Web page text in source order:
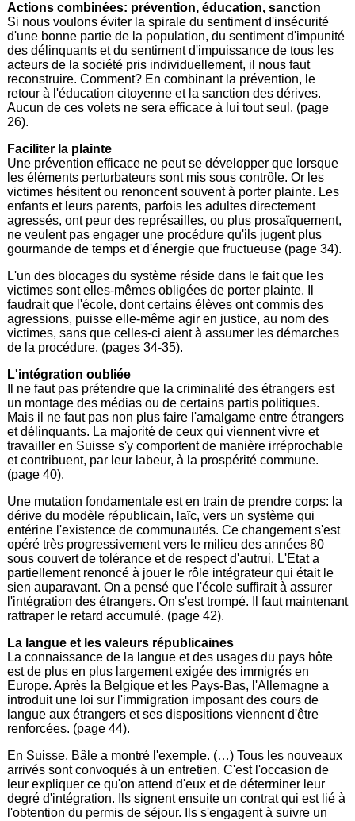
Actions combinées: prévention, éducation, sanction
Si nous voulons éviter la spirale du sentiment d'insécurité
d'une bonne partie de la population, du sentiment d'impunité
des délinquants et du sentiment d'impuissance de tous les
acteurs de la société pris individuellement, il nous faut
reconstruire. Comment? En combinant la prévention, le
retour à l'éducation citoyenne et la sanction des dérives.
Aucun de ces volets ne sera efficace à lui tout seul. (page
26).
Faciliter la plainte
Une prévention efficace ne peut se développer que lorsque
les éléments perturbateurs sont mis sous contrôle. Or les
victimes hésitent ou renoncent souvent à porter plainte. Les
enfants et leurs parents, parfois les adultes directement
agressés, ont peur des représailles, ou plus prosaïquement,
ne veulent pas engager une procédure qu'ils jugent plus
gourmande de temps et d'énergie que fructueuse (page 34).
L'un des blocages du système réside dans le fait que les
victimes sont elles-mêmes obligées de porter plainte. Il
faudrait que l'école, dont certains élèves ont commis des
agressions, puisse elle-même agir en justice, au nom des
victimes, sans que celles-ci aient à assumer les démarches
de la procédure. (pages 34-35).
L'intégration oubliée
Il ne faut pas prétendre que la criminalité des étrangers est
un montage des médias ou de certains partis politiques.
Mais il ne faut pas non plus faire l'amalgame entre étrangers
et délinquants. La majorité de ceux qui viennent vivre et
travailler en Suisse s'y comportent de manière irréprochable
et contribuent, par leur labeur, à la prospérité commune.
(page 40).
Une mutation fondamentale est en train de prendre corps: la
dérive du modèle républicain, laïc, vers un système qui
entérine l'existence de communautés. Ce changement s'est
opéré très progressivement vers le milieu des années 80
sous couvert de tolérance et de respect d'autrui. L'Etat a
partiellement renoncé à jouer le rôle intégrateur qui était le
sien auparavant. On a pensé que l'école suffirait à assurer
l'intégration des étrangers. On s'est trompé. Il faut maintenant
rattraper le retard accumulé. (page 42).
La langue et les valeurs républicaines
La connaissance de la langue et des usages du pays hôte
est de plus en plus largement exigée des immigrés en
Europe. Après la Belgique et les Pays-Bas, l'Allemagne a
introduit une loi sur l'immigration imposant des cours de
langue aux étrangers et ses dispositions viennent d'être
renforcées. (page 44).
En Suisse, Bâle a montré l'exemple. (…) Tous les nouveaux
arrivés sont convoqués à un entretien. C'est l'occasion de
leur expliquer ce qu'on attend d'eux et de déterminer leur
degré d'intégration. Ils signent ensuite un contrat qui est lié à
l'obtention du permis de séjour. Ils s'engagent à suivre un